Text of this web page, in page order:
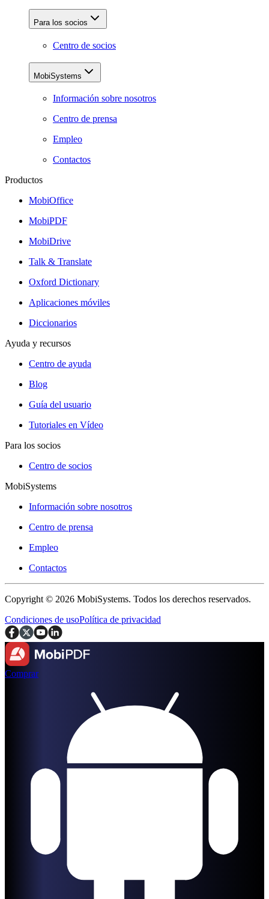
Para los socios
Centro de socios
MobiSystems
Información sobre nosotros
Centro de prensa
Empleo
Contactos
Productos
MobiOffice
MobiPDF
MobiDrive
Talk & Translate
Oxford Dictionary
Aplicaciones móviles
Diccionarios
Ayuda y recursos
Centro de ayuda
Blog
Guía del usuario
Tutoriales en Vídeo
Para los socios
Centro de socios
MobiSystems
Información sobre nosotros
Centro de prensa
Empleo
Contactos
Copyright © 2026 MobiSystems. Todos los derechos reservados.
Condiciones de usoPolítica de privacidad
Comprar